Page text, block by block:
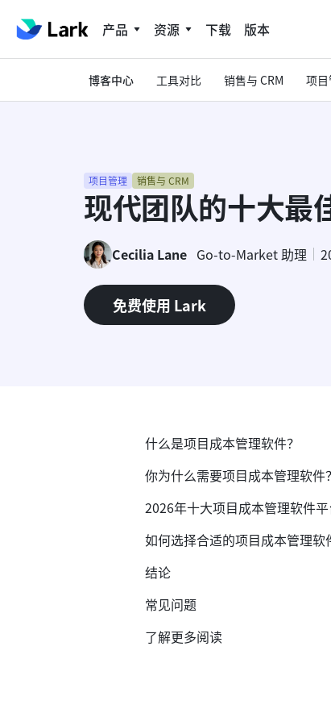
产品 资源 下载 版本
博客中心 工具对比 销售与 CRM 项
项目管理 销售与 CRM
现代团队的十大最
Cecilia Lane Go-to-Market 助理
免费使用 Lark
什么是项目成本管理软件？
你为什么需要项目成本管理软件？
2026年十大项目成本管理软件
如何选择合适的项目成本管理软
结论
常见问题
了解更多阅读